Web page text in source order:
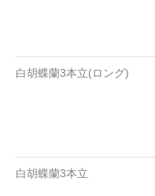
胡蝶蘭
ユリ[百合]
白胡蝶蘭3本立(ロング)
白胡蝶蘭3本立